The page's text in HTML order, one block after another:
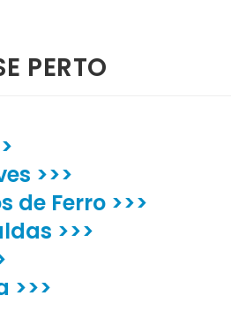
PERTO
>>>
de Ferro >>>
>>>
>>>